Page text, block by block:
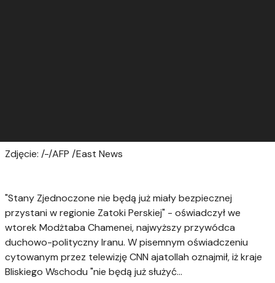
Zdjęcie: /-/AFP /East News
​"Stany Zjednoczone nie będą już miały bezpiecznej
przystani w regionie Zatoki Perskiej" - oświadczył we
wtorek Modżtaba Chamenei, najwyższy przywódca
duchowo-polityczny Iranu. W pisemnym oświadczeniu
cytowanym przez telewizję CNN ajatollah oznajmił, iż kraje
Bliskiego Wschodu "nie będą już służyć...